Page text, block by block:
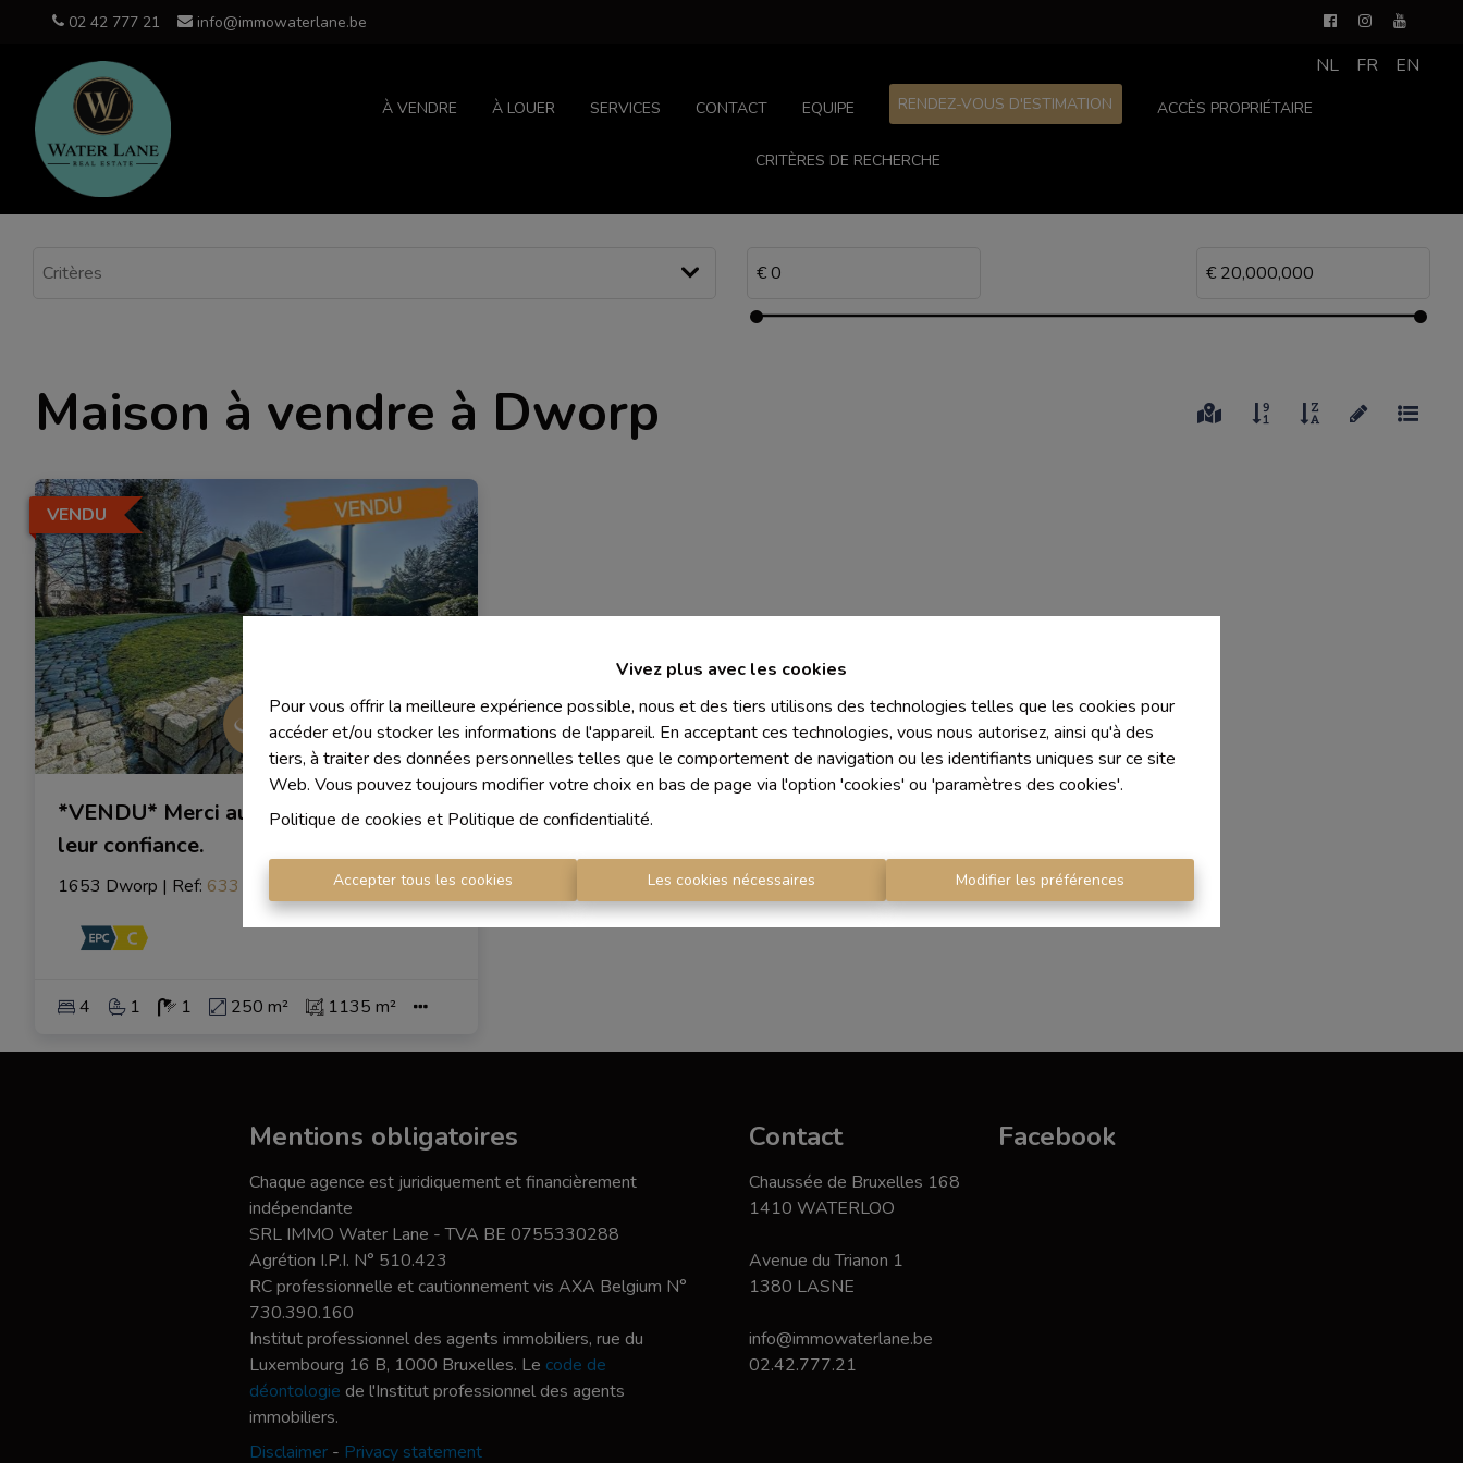
Vivez plus avec les cookies
Pour vous offrir la meilleure expérience possible, nous et des tiers utilisons des technologies telles que les cookies pour
accéder et/ou stocker les informations de l'appareil. En acceptant ces technologies, vous nous autorisez, ainsi qu'à des
tiers, à traiter des données personnelles telles que le comportement de navigation ou les identifiants uniques sur ce site
Web. Vous pouvez toujours modifier votre choix en bas de page via l'option 'cookies' ou 'paramètres des cookies'.
Politique de cookies et Politique de confidentialité.
Accepter tous les cookies Les cookies nécessaires Modifier les préférences
02 42 777 21 info@immowaterlane.be
À VENDRE À LOUER SERVICES CONTACT EQUIPE RENDEZ-VOUS D'ESTIMATION ACCÈS PROPRIÉTAIRE
CRITÈRES DE RECHERCHE
NL FR EN
Maison à vendre à Dworp
VENDU
*VENDU* Merci aux propriétaires pour
leur confiance.
1653 Dworp | Ref: 633
4 1 1 250 m² 1135 m²
Mentions obligatoires
Chaque agence est juridiquement et financièrement
indépendante
SRL IMMO Water Lane - TVA BE 0755330288
Agrétion I.P.I. N° 510.423
RC professionnelle et cautionnement vis AXA Belgium N°
730.390.160
Institut professionnel des agents immobiliers, rue du
Luxembourg 16 B, 1000 Bruxelles. Le code de
déontologie de l'Institut professionnel des agents
immobiliers.
Disclaimer - Privacy statement
Contact
Chaussée de Bruxelles 168
1410 WATERLOO
Avenue du Trianon 1
1380 LASNE
info@immowaterlane.be
02.42.777.21
Facebook